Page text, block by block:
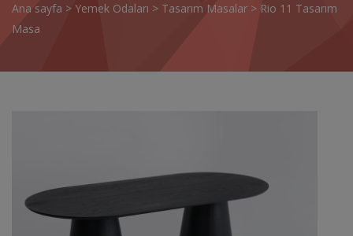
Ana sayfa > Yemek Odaları > Tasarım Masalar > Rio 11 Tasarım
Masa